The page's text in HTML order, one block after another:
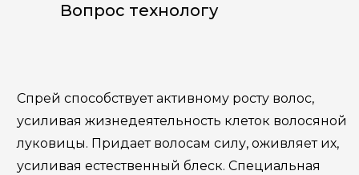
Вопрос технологу
Спрей способствует активному росту волос,
усиливая жизнедеятельность клеток волосяной
луковицы. Придает волосам силу, оживляет их,
усиливая естественный блеск. Специальная